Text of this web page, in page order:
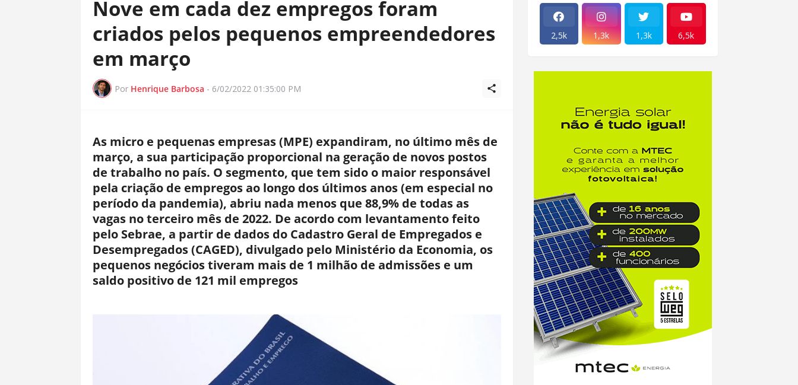
Nove em cada dez empregos foram
criados pelos pequenos empreendedores
em março
Por Henrique Barbosa - 6/02/2022 01:35:00 PM
As micro e pequenas empresas (MPE) expandiram, no último mês de
março, a sua participação proporcional na geração de novos postos
de trabalho no país. O segmento, que tem sido o maior responsável
pela criação de empregos ao longo dos últimos anos (em especial no
período da pandemia), abriu nada menos que 88,9% de todas as
vagas no terceiro mês de 2022. De acordo com levantamento feito
pelo Sebrae, a partir de dados do Cadastro Geral de Empregados e
Desempregados (CAGED), divulgado pelo Ministério da Economia, os
pequenos negócios tiveram mais de 1 milhão de admissões e um
saldo positivo de 121 mil empregos
2,5k 1,3k 1,3k 6,5k